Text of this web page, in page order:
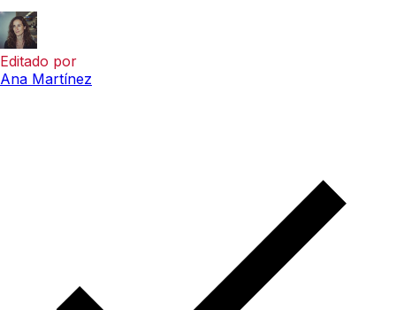
Editado por
Ana Martínez